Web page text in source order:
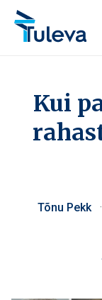
Liigu edasi sisu
Kui
Tõnu Pekk ·